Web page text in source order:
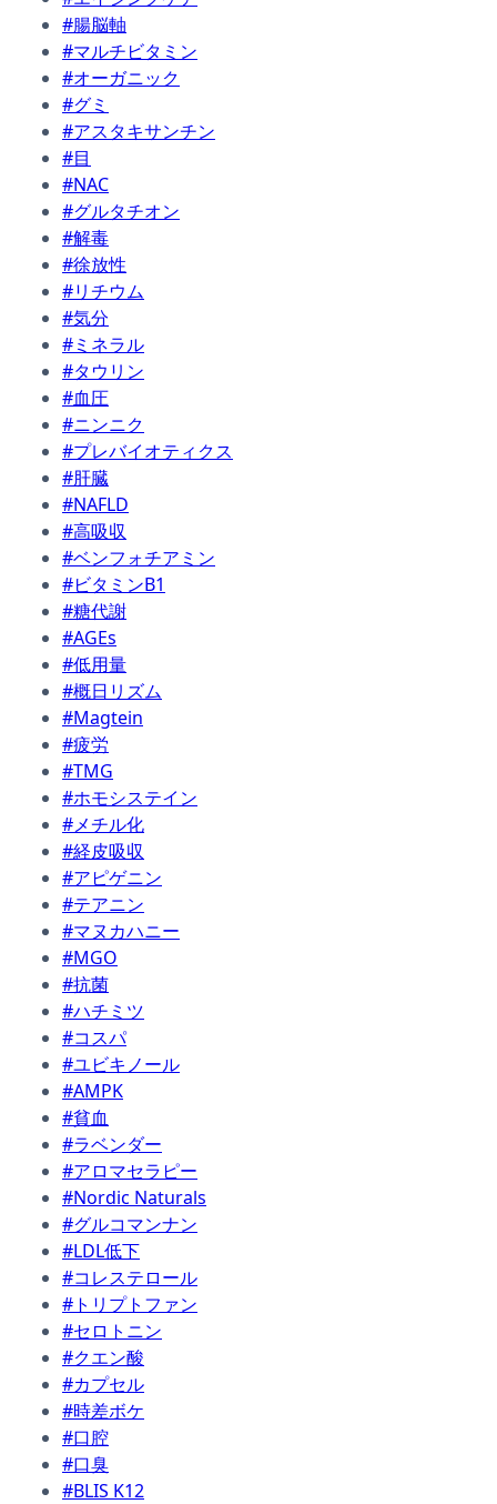
#腸脳軸
#マルチビタミン
#オーガニック
#グミ
#アスタキサンチン
#目
#NAC
#グルタチオン
#解毒
#徐放性
#リチウム
#気分
#ミネラル
#タウリン
#血圧
#ニンニク
#プレバイオティクス
#肝臓
#NAFLD
#高吸収
#ベンフォチアミン
#ビタミンB1
#糖代謝
#AGEs
#低用量
#概日リズム
#Magtein
#疲労
#TMG
#ホモシステイン
#メチル化
#経皮吸収
#アピゲニン
#テアニン
#マヌカハニー
#MGO
#抗菌
#ハチミツ
#コスパ
#ユビキノール
#AMPK
#貧血
#ラベンダー
#アロマセラピー
#Nordic Naturals
#グルコマンナン
#LDL低下
#コレステロール
#トリプトファン
#セロトニン
#クエン酸
#カプセル
#時差ボケ
#口腔
#口臭
#BLIS K12